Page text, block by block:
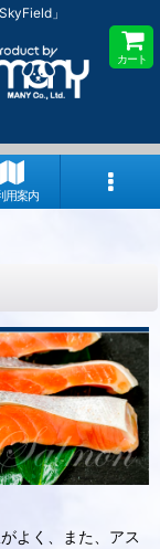
」
カート
用案内
よく、また、アス